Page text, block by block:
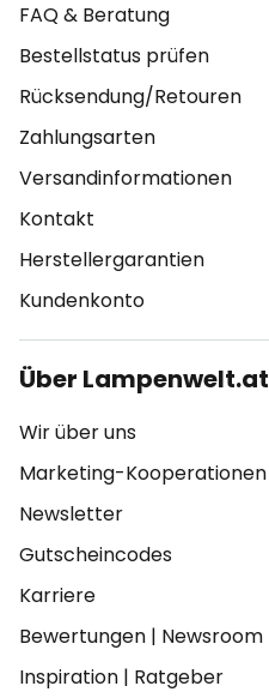
FAQ & Beratung
Bestellstatus prüfen
Rücksendung/Retouren
Zahlungsarten
Versandinformationen
Kontakt
Herstellergarantien
Kundenkonto
Über Lampenwelt.at
Wir über uns
Marketing-Kooperationen
Newsletter
Gutscheincodes
Karriere
Bewertungen | Newsroom
Inspiration | Ratgeber